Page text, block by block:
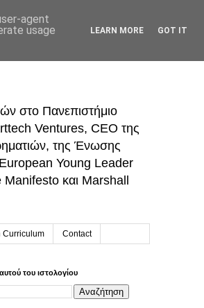
στο Πανεπιστήμιο
Ventures, CEO της
της Ένωσης
Young Leader
και Marshall
Curriculum Contact
του ιστολογίου
agent
usage
LEARN MORE GOT IT